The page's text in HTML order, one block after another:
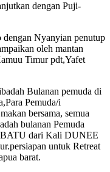
dengan Puji-
dengan Nyanyian penutup
oleh mantan
Timur pdt,Yafet
Bulanan pemuda di
Pemuda/i
bersama, semua
bulanan Pemuda
BATU dari Kali DUNEE
untuk Retreat
barat.